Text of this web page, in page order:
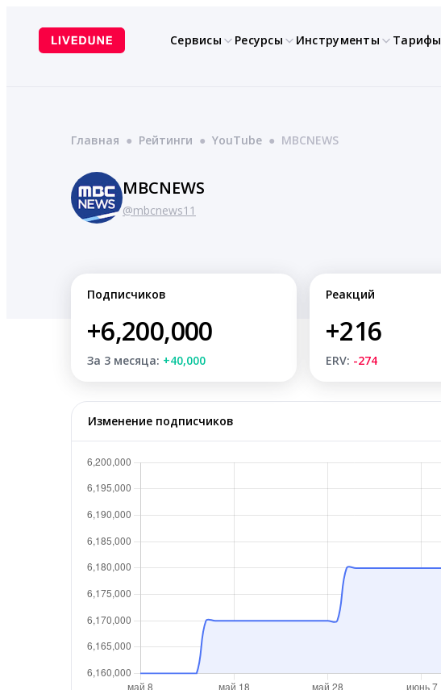
содержимому
Сервисы Ресурсы Инструменты Тарифы
Главная ● Рейтинги ● YouTube ● MBCNEWS
MBCNEWS
@mbcnews11
Подписчиков
+6,200,000
За 3 месяца: +40,000
Реакций
+216
ERV: -274
Изменение подписчиков